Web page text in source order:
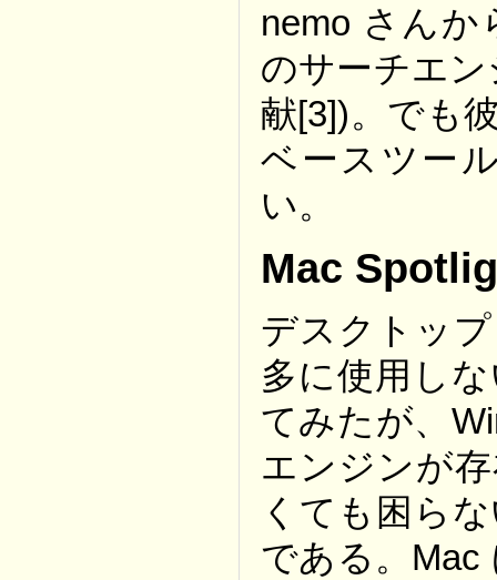
nemo さん
のサーチエ
献[3])。でも
ベースツー
い。
Mac
デスクトッ
多に使用し
てみたが、
エンジンが
くても困ら
である。Mac